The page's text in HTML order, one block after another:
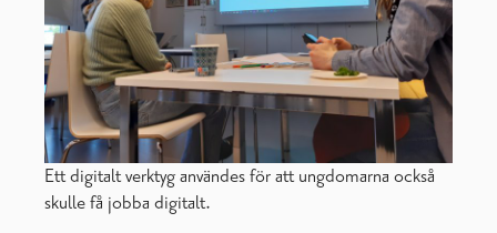
Ett digitalt verktyg användes för att ungdomarna också
skulle få jobba digitalt.